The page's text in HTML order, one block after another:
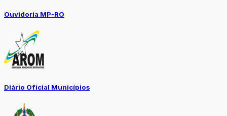
Ouvidoria MP-RO
Diário Oficial Municípios